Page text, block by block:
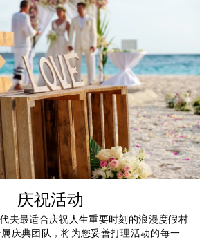
庆祝活动
夫最适合庆祝人生重要时刻的浪漫度假村
庆典团队，将为您妥善打理活动的每一